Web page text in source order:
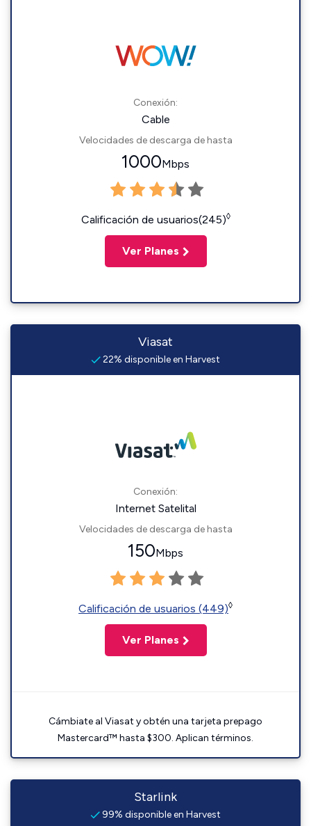
Conexión:
Cable
Velocidades de descarga de hasta
1000Mbps
Calificación de usuarios(245)◊
Ver Planes
Viasat
22% disponible en Harvest
Conexión:
Internet Satelital
Velocidades de descarga de hasta
150Mbps
Calificación de usuarios (449)◊
Ver Planes
Cámbiate al Viasat y obtén una tarjeta prepago
Mastercard™ hasta $300. Aplican términos.
Starlink
99% disponible en Harvest